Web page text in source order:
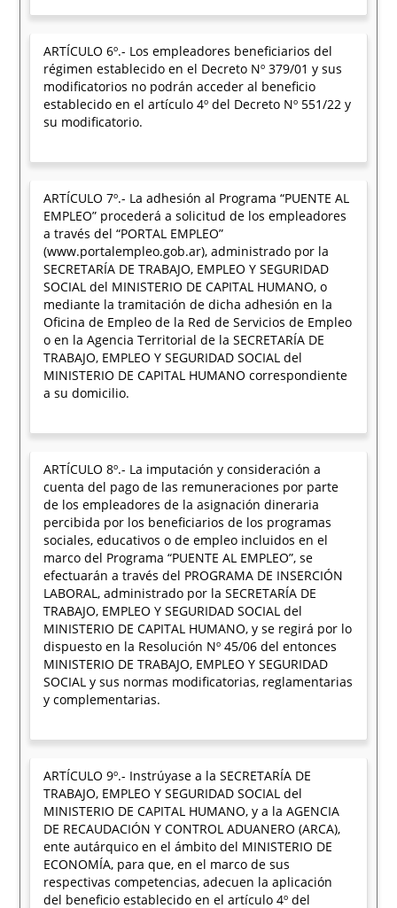
ARTÍCULO 6º.- Los empleadores beneficiarios del
régimen establecido en el Decreto Nº 379/01 y sus
modificatorios no podrán acceder al beneficio
establecido en el artículo 4º del Decreto Nº 551/22 y
su modificatorio.
ARTÍCULO 7º.- La adhesión al Programa “PUENTE AL
EMPLEO” procederá a solicitud de los empleadores
a través del “PORTAL EMPLEO”
(www.portalempleo.gob.ar), administrado por la
SECRETARÍA DE TRABAJO, EMPLEO Y SEGURIDAD
SOCIAL del MINISTERIO DE CAPITAL HUMANO, o
mediante la tramitación de dicha adhesión en la
Oficina de Empleo de la Red de Servicios de Empleo
o en la Agencia Territorial de la SECRETARÍA DE
TRABAJO, EMPLEO Y SEGURIDAD SOCIAL del
MINISTERIO DE CAPITAL HUMANO correspondiente
a su domicilio.
ARTÍCULO 8º.- La imputación y consideración a
cuenta del pago de las remuneraciones por parte
de los empleadores de la asignación dineraria
percibida por los beneficiarios de los programas
sociales, educativos o de empleo incluidos en el
marco del Programa “PUENTE AL EMPLEO”, se
efectuarán a través del PROGRAMA DE INSERCIÓN
LABORAL, administrado por la SECRETARÍA DE
TRABAJO, EMPLEO Y SEGURIDAD SOCIAL del
MINISTERIO DE CAPITAL HUMANO, y se regirá por lo
dispuesto en la Resolución Nº 45/06 del entonces
MINISTERIO DE TRABAJO, EMPLEO Y SEGURIDAD
SOCIAL y sus normas modificatorias, reglamentarias
y complementarias.
ARTÍCULO 9º.- Instrúyase a la SECRETARÍA DE
TRABAJO, EMPLEO Y SEGURIDAD SOCIAL del
MINISTERIO DE CAPITAL HUMANO, y a la AGENCIA
DE RECAUDACIÓN Y CONTROL ADUANERO (ARCA),
ente autárquico en el ámbito del MINISTERIO DE
ECONOMÍA, para que, en el marco de sus
respectivas competencias, adecuen la aplicación
del beneficio establecido en el artículo 4º del